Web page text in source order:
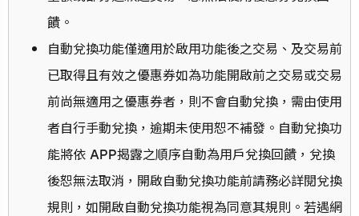
饋。
自動兌換功能僅適用於啟用功能後之交易、及交易前
已取得且有效之優惠券如為功能開啟前之交易或交易
前尚無適用之優惠券者，則不會自動兌換，需由使用
者自行手動兌換，逾期未使用恕不補發。自動兌換功
能將依 APP揭露之順序自動為用戶兌換回饋，兌換
後恕無法取消，開啟自動兌換功能前請務必詳閱兌換
規則，如開啟自動兌換功能視為同意其規則。若遇網